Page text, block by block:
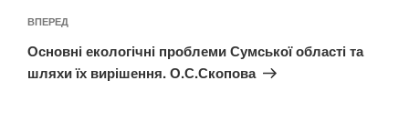
Наступний
запис
ВПЕРЕД
Основні екологічні проблеми Сумської області та
шляхи їх вирішення. О.С.Скопова